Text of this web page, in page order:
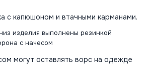
с капюшоном и втачными карманами.
изделия выполнены резинкой
с начесом
могут оставлять ворс на одежде